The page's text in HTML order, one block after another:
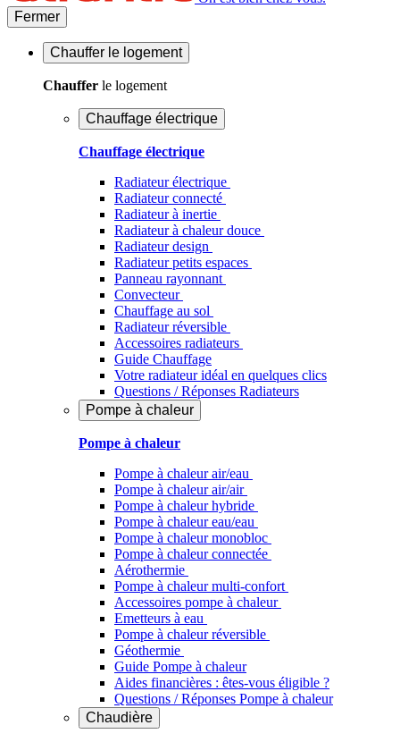
Fermer
Chauffer le logement
Chauffer le logement
Chauffage électrique
Chauffage électrique
Radiateur électrique
Radiateur connecté
Radiateur à inertie
Radiateur à chaleur douce
Radiateur design
Radiateur petits espaces
Panneau rayonnant
Convecteur
Chauffage au sol
Radiateur réversible
Accessoires radiateurs
Guide Chauffage
Votre radiateur idéal en quelques clics
Questions / Réponses Radiateurs
Pompe à chaleur
Pompe à chaleur
Pompe à chaleur air/eau
Pompe à chaleur air/air
Pompe à chaleur hybride
Pompe à chaleur​ eau/eau
Pompe à chaleur monobloc
Pompe à chaleur connectée
Aérothermie
Pompe à chaleur multi-confort
Accessoires pompe à chaleur
Emetteurs à eau
Pompe à chaleur réversible
Géothermie
Guide Pompe à chaleur
Aides financières : êtes-vous éligible ?
Questions / Réponses Pompe à chaleur
Chaudière